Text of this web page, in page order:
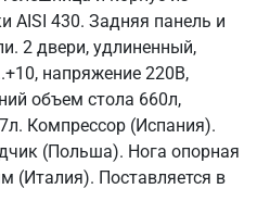
AISI 430. Задняя панель и
2 двери, удлиненный,
напряжение 220В,
объем стола 660л,
Компрессор (Испания).
(Польша). Нога опорная
(Италия). Поставляется в